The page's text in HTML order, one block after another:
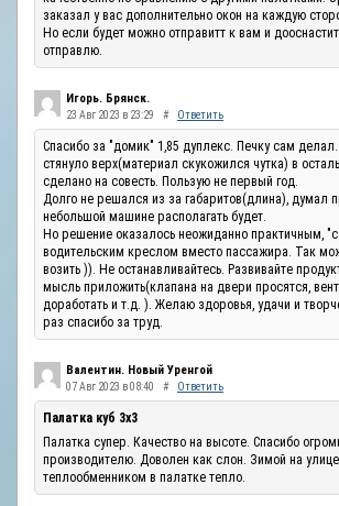
заказал у вас дополнительно окон на каждую
Но если будет можно отправитт к вам и
отправлю.
Игорь. Брянск.
23 Авг 2023 в 23:29 # Ответить
Спасибо за "домик" 1,85 дуплекс. Печку сам
стянуло верх(материал скукожился чутка) в
сделано на совесть. Пользую не первый год.
Долго не решался из за габаритов(длина), думал
небольшой машине располагать будет.
Но решение оказалось неожиданно практичным,
водительским креслом вместо пассажира. Так
возить )). Не останавливайтесь. Развивайте
мысль приложить(клапана на двери просятся,
доработать и т.д. ). Желаю здоровья, удачи и
раз спасибо за труд.
Валентин. Новый Уренгой
07 Авг 2023 в 08:40 # Ответить
Палатка куб 3х3
Палатка супер. Качество на высоте. Спасибо
производителю. Доволен как слон. Зимой на
теплообменником в палатке тепло.